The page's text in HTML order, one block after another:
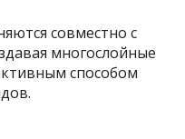
совместно с
многослойные
способом